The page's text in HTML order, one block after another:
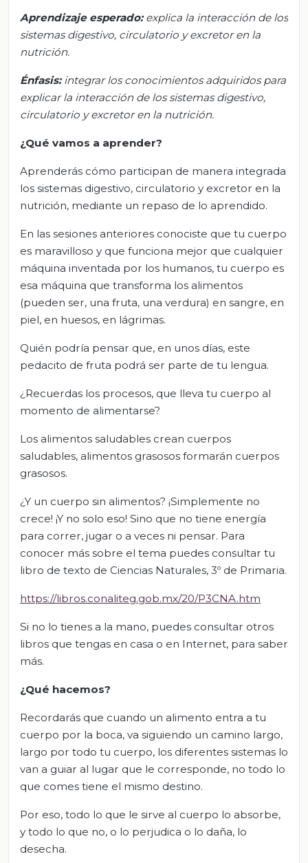
Aprendizaje esperado: explica la interacción de los
sistemas digestivo, circulatorio y excretor en la
nutrición.
Énfasis: integrar los conocimientos adquiridos para
explicar la interacción de los sistemas digestivo,
circulatorio y excretor en la nutrición.
¿Qué vamos a aprender?
Aprenderás cómo participan de manera integrada
los sistemas digestivo, circulatorio y excretor en la
nutrición, mediante un repaso de lo aprendido.
En las sesiones anteriores conociste que tu cuerpo
es maravilloso y que funciona mejor que cualquier
máquina inventada por los humanos, tu cuerpo es
esa máquina que transforma los alimentos
(pueden ser, una fruta, una verdura) en sangre, en
piel, en huesos, en lágrimas.
Quién podría pensar que, en unos días, este
pedacito de fruta podrá ser parte de tu lengua.
¿Recuerdas los procesos, que lleva tu cuerpo al
momento de alimentarse?
Los alimentos saludables crean cuerpos
saludables, alimentos grasosos formarán cuerpos
grasosos.
¿Y un cuerpo sin alimentos? ¡Simplemente no
crece! ¡Y no solo eso! Sino que no tiene energía
para correr, jugar o a veces ni pensar. Para
conocer más sobre el tema puedes consultar tu
libro de texto de Ciencias Naturales, 3º de Primaria.
https://libros.conaliteg.gob.mx/20/P3CNA.htm
Si no lo tienes a la mano, puedes consultar otros
libros que tengas en casa o en Internet, para saber
más.
¿Qué hacemos?
Recordarás que cuando un alimento entra a tu
cuerpo por la boca, va siguiendo un camino largo,
largo por todo tu cuerpo, los diferentes sistemas lo
van a guiar al lugar que le corresponde, no todo lo
que comes tiene el mismo destino.
Por eso, todo lo que le sirve al cuerpo lo absorbe,
y todo lo que no, o lo perjudica o lo daña, lo
desecha.